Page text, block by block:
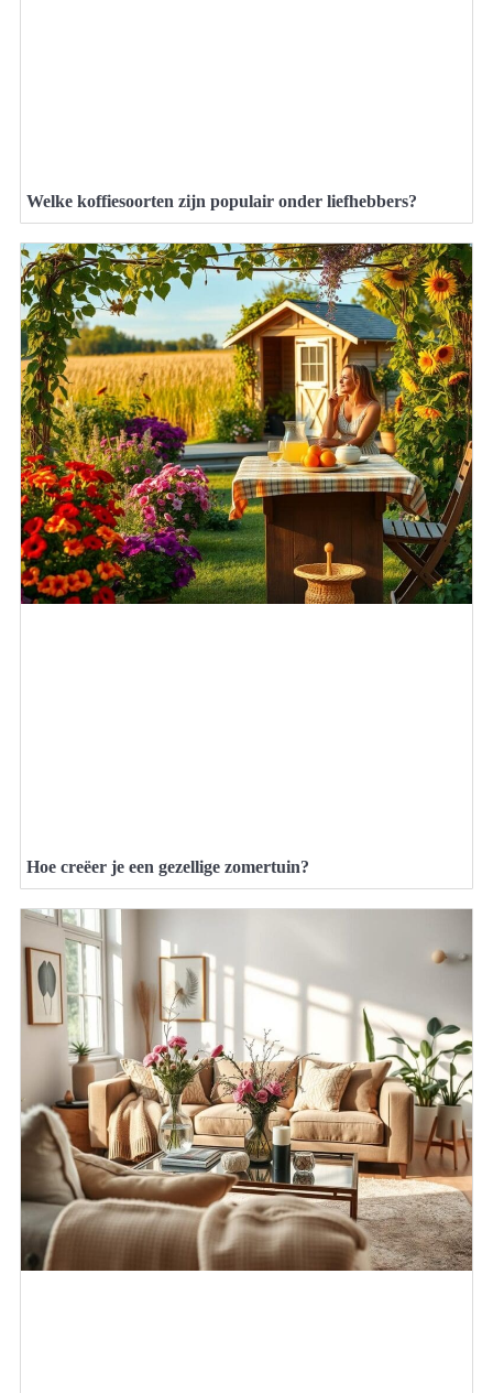
Welke koffiesoorten zijn populair onder liefhebbers?
Hoe creëer je een gezellige zomertuin?